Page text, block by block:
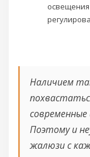
Наличием
Поэтому и
жалюзи с